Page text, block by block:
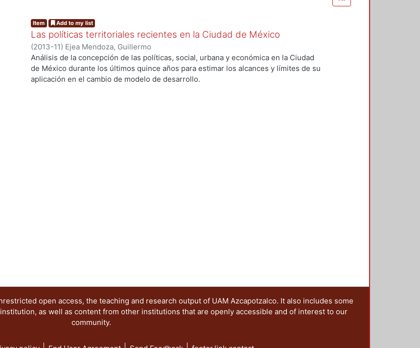
Item Add to my list
Las políticas territoriales recientes en la Ciudad de México
(2013-11) Ejea Mendoza, Guillermo
Análisis de la concepción de las políticas, social, urbana y económica en la Ciudad
de México durante los últimos quince años para estimar los alcances y límites de su
aplicación en el cambio de modelo de desarrollo.
open access, the teaching and research output of UAM Azcapotzalco. It also includes some
as well as content from other institutions that are openly accessible and of interest to our
community.